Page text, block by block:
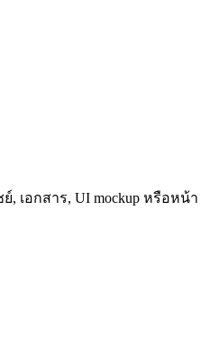
เอกสาร, UI mockup หรือหน้า